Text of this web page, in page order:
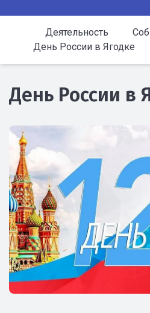
Деятельность
День России в Ягодке
День России в